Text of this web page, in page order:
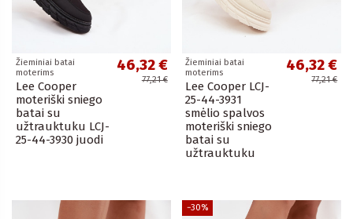
Žieminiai batai
moterims
Lee Cooper
moteriški sniego
batai su
užtrauktuku LCJ-
25-44-3930 juodi
46,32 €
77,21 €
Žieminiai batai
moterims
Lee Cooper LCJ-
25-44-3931
smėlio spalvos
moteriški sniego
batai su
užtrauktuku
46,32 €
77,21 €
−30%